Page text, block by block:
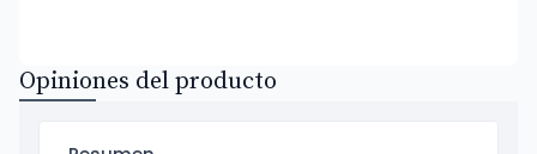
Opiniones del producto